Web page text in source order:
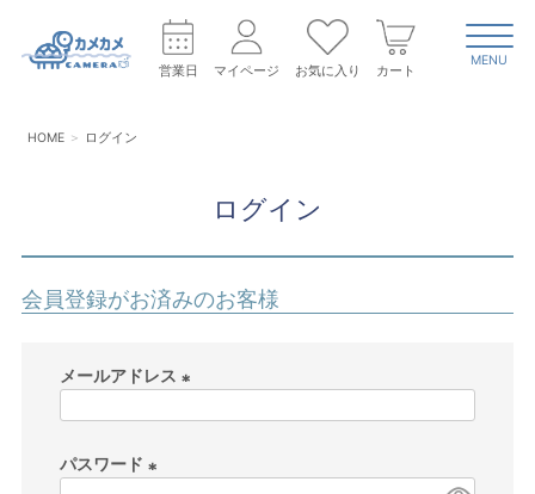
営業日 マイページ お気に入り カート
MENU
HOME ログイン
ログイン
会員登録がお済みのお客様
メールアドレス
パスワード